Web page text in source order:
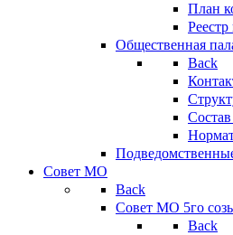
План
Общественная
Back
Совет МО
Back
Совет МО 5го
Back